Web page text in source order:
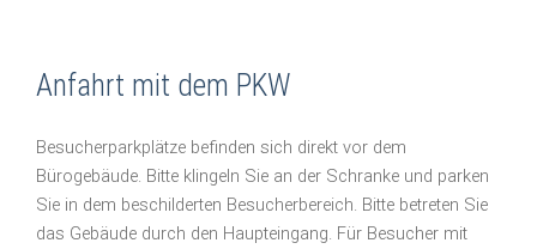
Anfahrt mit dem PKW
Besucherparkplätze befinden sich direkt vor dem
Bürogebäude. Bitte klingeln Sie an der Schranke und parken
Sie in dem beschilderten Besucherbereich. Bitte betreten Sie
das Gebäude durch den Haupteingang. Für Besucher mit